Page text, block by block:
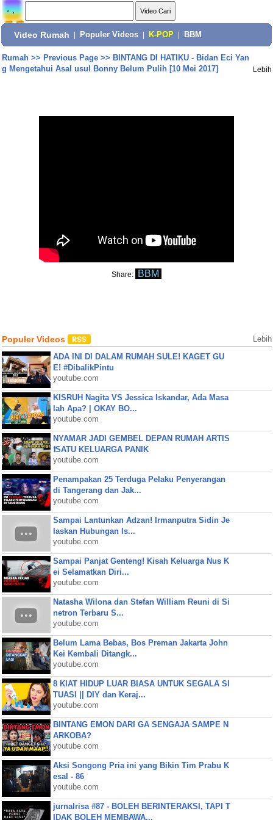
Video Rumah Populer Videos K-POP BBM
Rumah>> Previous Page>> BINTANG DI HATIKU - Bidan Eci Yan
g Mengetahui Asal usul Bonny Belum Pulih [10 Mei 2017]
Lebih
Share: BBM
Populer Videos Lebih
ADA INI DI DALAM RUMAH SULE! KAGET GU
E! #DibalikPintu
youtube.com
KISRUH Nagita VS Jessica Iskandar, Ada Masa
lah Apa? | OKAY BO...
youtube.com
NYAMAR JADI GEMBEL DEPAN RUMAH ARTIS
❗SATU KELUARGA PANIK
youtube.com
Penampakan 25 Terduga Pelaku Penyerangan
di Tangerang dan Jak...
youtube.com
Sampai Lantunkan Adzan! Irmanputra Sidin Je
laskan Hubungan Is...
youtube.com
Sampai Panjat Genteng! Kisah Keluarga Nus K
ei Selamatkan Diri...
youtube.com
Natasha Wilona dan Stefan William Reuni di Si
netron Terbaru S...
youtube.com
Belum Lama Bebas, Bos Preman Jakarta John
Kei Kembali Ditangk...
youtube.com
8 KIAT HIDUP LUAR BIASA UNTUK SEGALA SI
TUASI || DIY dan Keraj...
youtube.com
BINTANG EMON DARI GA SENGAJA SAMPE N
ARKOBA?
youtube.com
Aksi Songong Pria ini yang Bikin Tim Prabu K
esal - 86
youtube.com
jurnalrisa #87 - BOLEH BERINTERAKSI, TAPI T
IDAK BOLEH MEMBAWA...